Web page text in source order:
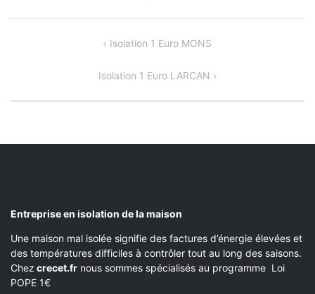
Isolation 1 Euro MONS
Isolation 1 Euro LARCAN
Entreprise en isolation de la maison
Une maison mal isolée signifie des factures d’énergie élevées et
des températures difficiles à contrôler tout au long des saisons.
Chez crecet.fr nous sommes spécialisés au programme Loi
POPE 1€